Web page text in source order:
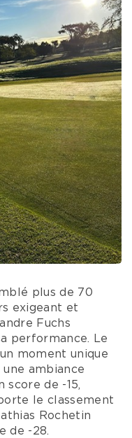
plus de 70
exigeant et
Fuchs
performance. Le
moment unique
ambiance
score de -15,
le classement
Rochetin
de -28.